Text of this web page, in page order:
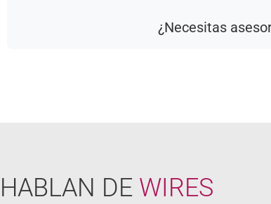
¿Necesitas
HABLAN DE WIRES